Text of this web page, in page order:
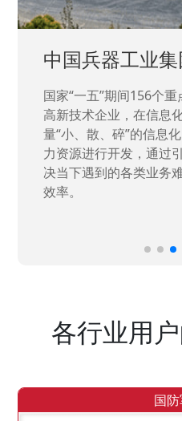
中国兵器工业
国家“一五”期间156个
高新技术企业，在信息
量“小、散、碎”的信息
力资源进行开发，通过
决当下遇到的各类业务
效率。
各行业用
国